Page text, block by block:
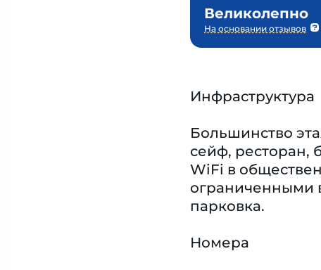
Великолепно
На основании отзывов
Инфраструктура
Большинство
сейф, ресторан,
WiFi в
ограниченными
парковка.
Номера